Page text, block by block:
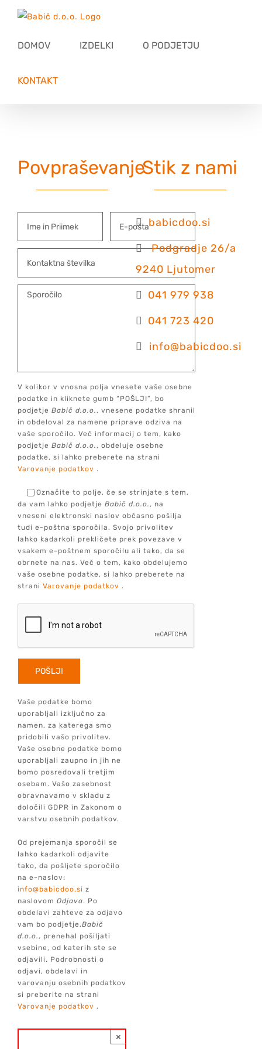
contentDOMOV IZDELKI O PODJETJU
KONTAKT
Povpraševanje
V kolikor v vnosna polja vnesete vaše osebne
podatke in kliknete gumb “POŠLJI”, bo
podjetje Babič d.o.o., vnesene podatke shranil
in obdeloval za namene priprave odziva na
vaše sporočilo. Več informacij o tem, kako
podjetje Babič d.o.o., obdeluje osebne
podatke, si lahko preberete na strani
Varovanje podatkov .
Označite to polje, če se strinjate s tem,
da vam lahko podjetje Babič d.o.o., na
vneseni elektronski naslov občasno pošilja
tudi e-poštna sporočila. Svojo privolitev
lahko kadarkoli prekličete prek povezave v
vsakem e-poštnem sporočilu ali tako, da se
obrnete na nas. Več o tem, kako obdelujemo
vaše osebne podatke, si lahko preberete na
strani Varovanje podatkov .
Vaše podatke bomo
uporabljali izključno za
namen, za katerega smo
pridobili vašo privolitev.
Vaše osebne podatke bomo
uporabljali zaupno in jih ne
bomo posredovali tretjim
osebam. Vašo zasebnost
obravnavamo v skladu z
določili GDPR in Zakonom o
varstvu osebnih podatkov.
Od prejemanja sporočil se
lahko kadarkoli odjavite
tako, da pošljete sporočilo
na e-naslov:
info@babicdoo.si z
naslovom Odjava. Po
obdelavi zahteve za odjavo
vam bo podjetje,Babič
d.o.o., prenehal pošiljati
vsebine, od katerih ste se
odjavili. Podrobnosti o
odjavi, obdelavi in
varovanju osebnih podatkov
si preberite na strani
Varovanje podatkov .
×
Stik z nami
babicdoo.si
Podgradje 26/a
9240 Ljutomer
041 979 938
041 723 420
info@babicdoo.si